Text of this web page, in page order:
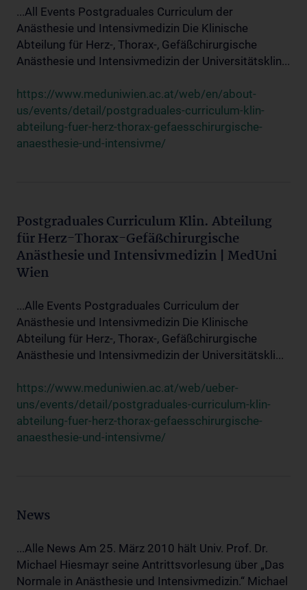
...All Events Postgraduales Curriculum der
Anästhesie und Intensivmedizin Die Klinische
Abteilung für Herz-, Thorax-, Gefäßchirurgische
Anästhesie und Intensivmedizin der Universitätsklin...
https://www.meduniwien.ac.at/web/en/about-
us/events/detail/postgraduales-curriculum-klin-
abteilung-fuer-herz-thorax-gefaesschirurgische-
anaesthesie-und-intensivme/
Postgraduales Curriculum Klin. Abteilung
für Herz-Thorax-Gefäßchirurgische
Anästhesie und Intensivmedizin | MedUni
Wien
...Alle Events Postgraduales Curriculum der
Anästhesie und Intensivmedizin Die Klinische
Abteilung für Herz-, Thorax-, Gefäßchirurgische
Anästhesie und Intensivmedizin der Universitätskli...
https://www.meduniwien.ac.at/web/ueber-
uns/events/detail/postgraduales-curriculum-klin-
abteilung-fuer-herz-thorax-gefaesschirurgische-
anaesthesie-und-intensivme/
News
...Alle News Am 25. März 2010 hält Univ. Prof. Dr.
Michael Hiesmayr seine Antrittsvorlesung über „Das
Normale in Anästhesie und Intensivmedizin.“ Michael